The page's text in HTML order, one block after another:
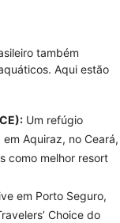
também
Aqui estão
Um refúgio
Aquiraz, no Ceará,
como melhor resort
em Porto Seguro,
Choice do